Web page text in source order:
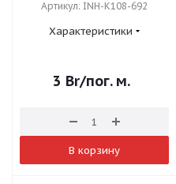
Артикул: INH-K108-692
Характеристики
3 Br/пог. м.
В корзину